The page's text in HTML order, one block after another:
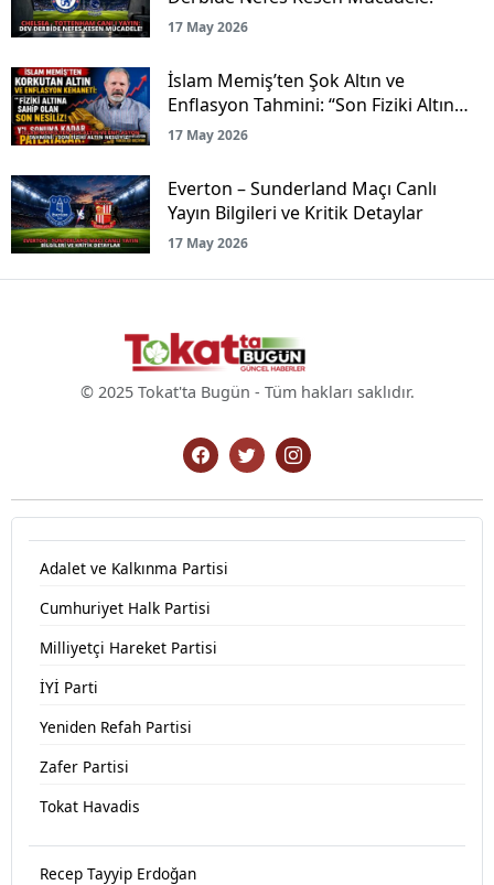
17 May 2026
İslam Memiş’ten Şok Altın ve
Enflasyon Tahmini: “Son Fiziki Altın
Nesliyiz!”
17 May 2026
Everton – Sunderland Maçı Canlı
Yayın Bilgileri ve Kritik Detaylar
17 May 2026
© 2025 Tokat'ta Bugün - Tüm hakları saklıdır.
Adalet ve Kalkınma Partisi
Cumhuriyet Halk Partisi
Milliyetçi Hareket Partisi
İYİ Parti
Yeniden Refah Partisi
Zafer Partisi
Tokat Havadis
Recep Tayyip Erdoğan